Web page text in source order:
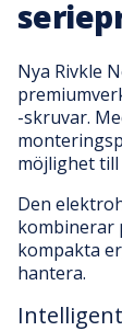
Nya Rivkle
-skruvar.
möjlighet till
Den
kombinerar
kompakta
hantera.